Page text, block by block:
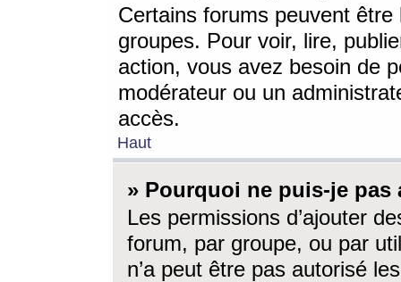
Certains forums peuvent être
groupes. Pour voir, lire,
action, vous avez besoin de
modérateur ou un
accès.
Haut
» Pourquoi ne puis-je
Les permissions d’ajouter
forum, par groupe, ou par
n’a peut être pas autorisé